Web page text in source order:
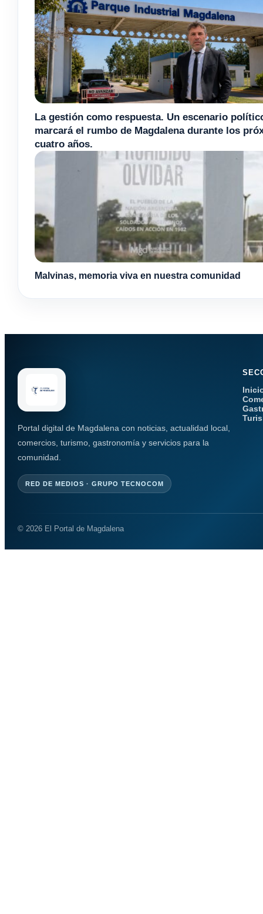
La gestión como respuesta. Un escenario
marcará el rumbo de Magdalena durante los
cuatro años.
Malvinas, memoria viva en nuestra comunidad
Portal digital de Magdalena con noticias, actualidad local,
comercios, turismo, gastronomía y servicios para la
comunidad.
RED DE MEDIOS · GRUPO TECNOCOM
© 2026 El Portal de Magdalena